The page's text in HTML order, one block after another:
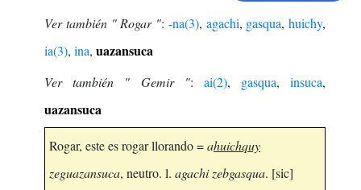
Ver también " Rogar ": -na(3), agachi, gasqua,huichy,
ia(3), ina, uazansuca
Ver también " Gemir ": ai(2), gasqua,insuca,
uazansuca
Rogar, este es rogar llorando =ahuichquy
zeguazansuca, neutro. l. agachi zebgasqua. [sic]